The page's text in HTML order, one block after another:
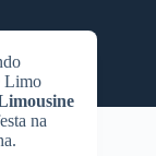
Limo
na